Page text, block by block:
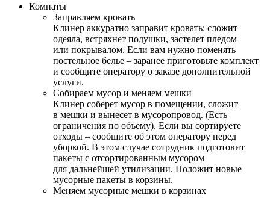
Комнаты
Заправляем кровать
Клинер аккуратно заправит кровать: сложит
одеяла, встряхнет подушки, застелет пледом
или покрывалом. Если вам нужно поменять
постельное белье – заранее приготовьте комплект
и сообщите оператору о заказе дополнительной
услуги.
Собираем мусор и меняем мешки
Клинер соберет мусор в помещении, сложит
в мешки и вынесет в мусоропровод. (Есть
ограничения по объему). Если вы сортируете
отходы – сообщите об этом оператору перед
уборкой. В этом случае сотрудник подготовит
пакеты с отсортированным мусором
для дальнейшей утилизации. Положит новые
мусорные пакеты в корзины.
Меняем мусорные мешки в корзинах